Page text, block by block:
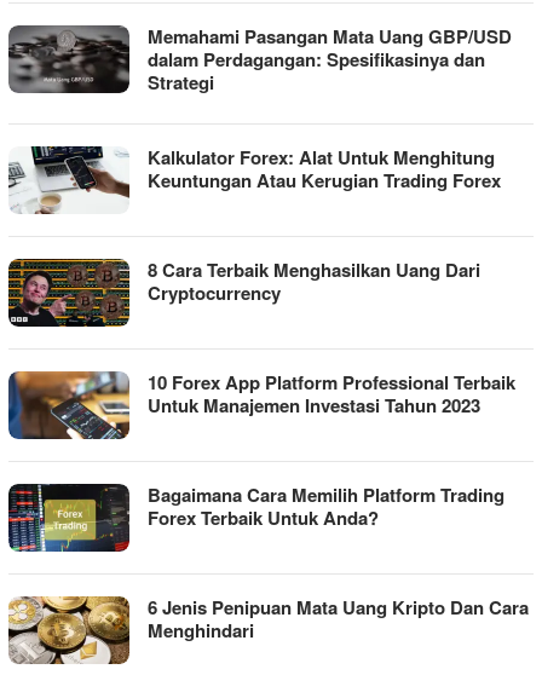
Memahami Pasangan Mata Uang GBP/USD
dalam Perdagangan: Spesifikasinya dan
Strategi
Kalkulator Forex: Alat Untuk Menghitung
Keuntungan Atau Kerugian Trading Forex
8 Cara Terbaik Menghasilkan Uang Dari
Cryptocurrency
10 Forex App Platform Professional Terbaik
Untuk Manajemen Investasi Tahun 2023
Bagaimana Cara Memilih Platform Trading
Forex Terbaik Untuk Anda?
6 Jenis Penipuan Mata Uang Kripto Dan Cara
Menghindari